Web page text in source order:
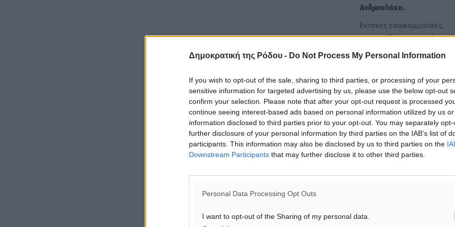
Δημοκρατική της Ρόδου - Do Not Process My Personal Information
If you wish to opt-out of the sale, sharing to third parties, or processing of your
sensitive information for targeted advertising by us, please use the below opt-out
confirm your selection. Please note that after your opt-out request is processed
continue seeing interest-based ads based on personal information utilized by us
information disclosed to third parties prior to your opt-out. You may separately
further disclosure of your personal information by third parties on the IAB’s list of
participants. This information may also be disclosed by us to third parties on the
Downstream Participants that may further disclose it to other third parties.
Personal Data Processing Opt Outs
I want to opt-out of the Sharing of my personal data.
Ανδρουλάκη.
Εντονες εσωκομματικές
αναταράξεις
μετά τις ευρωεκλογές της
Πυρκαγιές: Ο πολιτικός
εκφράζει την οδύνη του
απώλεια του πληρώματος
ελικοπτέρου
Τη θλίψη τους για τον
ελικοπτέρου που